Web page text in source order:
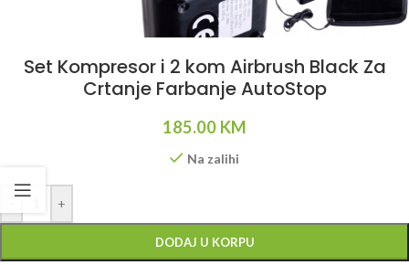
Set Kompresor i 2 kom Airbrush Black Za
Crtanje Farbanje AutoStop
185.00 KM
Na zalihi
+
DODAJ U KORPU